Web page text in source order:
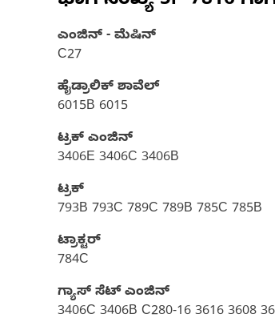
ಎಂಜಿನ್ - ಮೆಷಿನ್
C27
ಹೈಡ್ರಾಲಿಕ್ ಶಾವೆಲ್
6015B 6015
ಟ್ರಕ್ ಎಂಜಿನ್
3406E 3406C 3406B
ಟ್ರಕ್
793B 793C 789C 789B 785C 785B
ಟ್ರಾಕ್ಟರ್
784C
ಗ್ಯಾಸ್‌ ಸೆಟ್‌ ಎಂಜಿನ್
3406C 3406B C280-16 3616 3608